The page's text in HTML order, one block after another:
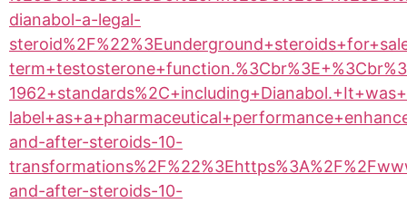
dianabol-a-legal-
and-after-steroids-10-
and-after-steroids-10-